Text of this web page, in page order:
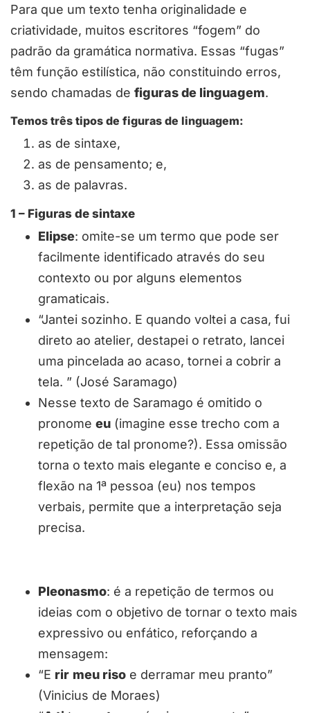
Para que um texto tenha originalidade e
criatividade, muitos escritores “fogem” do
padrão da gramática normativa. Essas “fugas”
têm função estilística, não constituindo erros,
sendo chamadas de figuras de linguagem.
Temos três tipos de figuras de linguagem:
as de sintaxe,
as de pensamento; e,
as de palavras.
1 – Figuras de sintaxe
Elipse: omite-se um termo que pode ser
facilmente identificado através do seu
contexto ou por alguns elementos
gramaticais.
“Jantei sozinho. E quando voltei a casa, fui
direto ao atelier, destapei o retrato, lancei
uma pincelada ao acaso, tornei a cobrir a
tela. ” (José Saramago)
Nesse texto de Saramago é omitido o
pronome eu (imagine esse trecho com a
repetição de tal pronome?). Essa omissão
torna o texto mais elegante e conciso e, a
flexão na 1ª pessoa (eu) nos tempos
verbais, permite que a interpretação seja
precisa.
Pleonasmo: é a repetição de termos ou
ideias com o objetivo de tornar o texto mais
expressivo ou enfático, reforçando a
mensagem:
“E rir meu riso e derramar meu pranto”
(Vinicius de Moraes)